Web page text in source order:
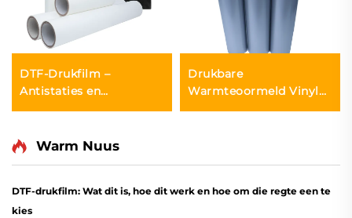
DTF-Drukfilm –
Antistaties en
Vochtbestand
Drukbare
Warmteoormeld Vinyl
vir Inkjet Drukker
Warm Nuus
DTF-drukfilm: Wat dit is, hoe dit werk en hoe om die regte een te
kies